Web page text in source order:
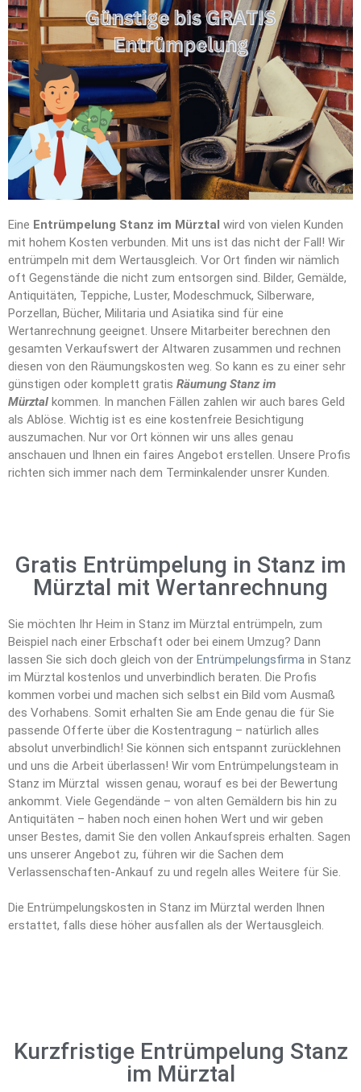
Eine Entrümpelung Stanz im Mürztal wird von vielen Kunden
mit hohem Kosten verbunden. Mit uns ist das nicht der Fall! Wir
entrümpeln mit dem Wertausgleich. Vor Ort finden wir nämlich
oft Gegenstände die nicht zum entsorgen sind. Bilder, Gemälde,
Antiquitäten, Teppiche, Luster, Modeschmuck, Silberware,
Porzellan, Bücher, Militaria und Asiatika sind für eine
Wertanrechnung geeignet. Unsere Mitarbeiter berechnen den
gesamten Verkaufswert der Altwaren zusammen und rechnen
diesen von den Räumungskosten weg. So kann es zu einer sehr
günstigen oder komplett gratis Räumung Stanz im
Mürztal kommen. In manchen Fällen zahlen wir auch bares Geld
als Ablöse. Wichtig ist es eine kostenfreie Besichtigung
auszumachen. Nur vor Ort können wir uns alles genau
anschauen und Ihnen ein faires Angebot erstellen. Unsere Profis
richten sich immer nach dem Terminkalender unsrer Kunden.
Gratis Entrümpelung in Stanz im
Mürztal mit Wertanrechnung
Sie möchten Ihr Heim in Stanz im Mürztal entrümpeln, zum
Beispiel nach einer Erbschaft oder bei einem Umzug? Dann
lassen Sie sich doch gleich von der Entrümpelungsfirma in Stanz
im Mürztal kostenlos und unverbindlich beraten. Die Profis
kommen vorbei und machen sich selbst ein Bild vom Ausmaß
des Vorhabens. Somit erhalten Sie am Ende genau die für Sie
passende Offerte über die Kostentragung – natürlich alles
absolut unverbindlich! Sie können sich entspannt zurücklehnen
und uns die Arbeit überlassen! Wir vom Entrümpelungsteam in
Stanz im Mürztal wissen genau, worauf es bei der Bewertung
ankommt. Viele Gegendände – von alten Gemäldern bis hin zu
Antiquitäten – haben noch einen hohen Wert und wir geben
unser Bestes, damit Sie den vollen Ankaufspreis erhalten. Sagen
uns unserer Angebot zu, führen wir die Sachen dem
Verlassenschaften-Ankauf zu und regeln alles Weitere für Sie.
Die Entrümpelungskosten in Stanz im Mürztal werden Ihnen
erstattet, falls diese höher ausfallen als der Wertausgleich.
Kurzfristige Entrümpelung Stanz
im Mürztal